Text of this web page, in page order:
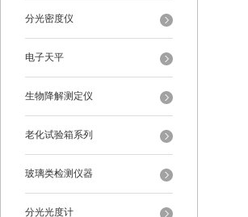
分光密度仪
电子天平
生物降解测定仪
老化试验箱系列
玻璃类检测仪器
分光光度计